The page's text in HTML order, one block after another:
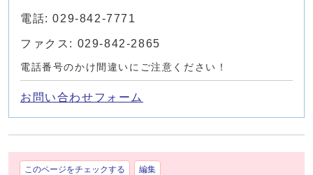
電話: 029-842-7771
ファクス: 029-842-2865
電話番号のかけ間違いにご注意ください！
お問い合わせフォーム
このページをチェックする 編集